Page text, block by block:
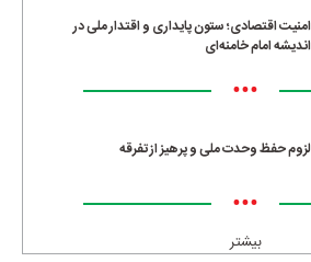
امنیت اقتصادی؛ ستون پایداری و اقتدار ملی در
اندیشه امام خامنه‌ای
•••
لزوم حفظ وحدت ملی و پرهیز از تفرقه
•••
بیشتر